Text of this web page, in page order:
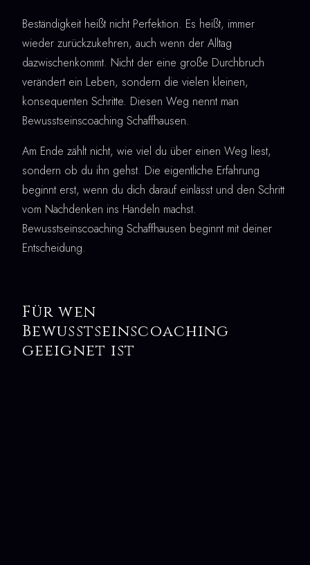
Beständigkeit heißt nicht Perfektion. Es heißt, immer
wieder zurückzukehren, auch wenn der Alltag
dazwischenkommt. Nicht der eine große Durchbruch
verändert ein Leben, sondern die vielen kleinen,
konsequenten Schritte. Diesen Weg nennt man
Bewusstseinscoaching Schaffhausen.
Am Ende zählt nicht, wie viel du über einen Weg liest,
sondern ob du ihn gehst. Die eigentliche Erfahrung
beginnt erst, wenn du dich darauf einlässt und den Schritt
vom Nachdenken ins Handeln machst.
Bewusstseinscoaching Schaffhausen beginnt mit deiner
Entscheidung.
Für wen
Bewusstseinscoaching
geeignet ist